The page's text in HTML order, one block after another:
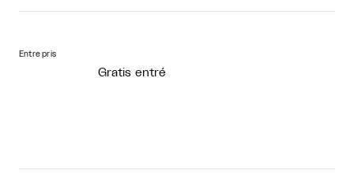
Entre pris
Gratis entré